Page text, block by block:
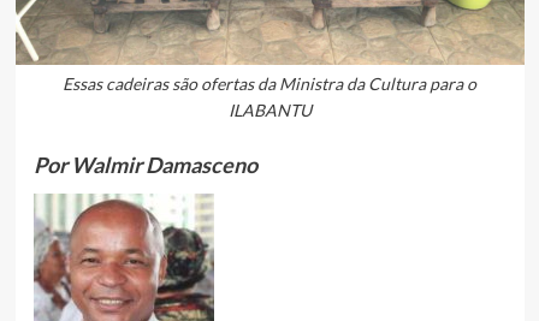
Essas cadeiras são ofertas da Ministra da Cultura para o
ILABANTU
Por Walmir Damasceno